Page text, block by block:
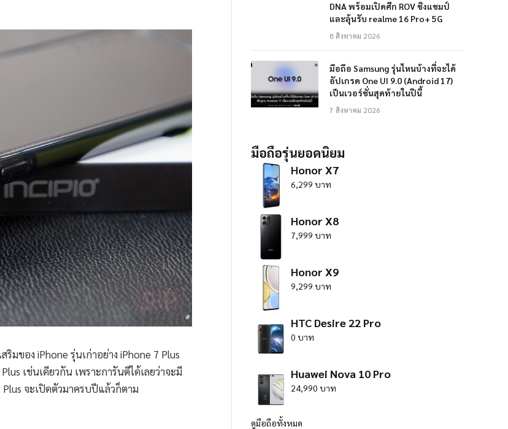
มของ iPhone รุ่นเก่าอย่าง iPhone 7 Plus
เช่นเดียวกัน เพราะการันตีได้เลยว่าจะมี
จะเปิดตัวมาครบปีแล้วก็ตาม
DNA พร้อมเปิดศึก ROV ชิงแชมป์
และลุ้นรับ realme 16 Pro+ 5G
8 สิงหาคม 2026
มือถือ Samsung รุ่นไหนบ้างที่จะได้
อัปเกรด One UI 9.0 (Android 17)
เป็นเวอร์ชั่นสุดท้ายในปีนี้
7 สิงหาคม 2026
มือถือรุ่นยอดนิยม
Honor X7
6,299 บาท
Honor X8
7,999 บาท
Honor X9
9,299 บาท
HTC Desire 22 Pro
0 บาท
Huawei Nova 10 Pro
24,990 บาท
ดูมือถือทั้งหมด